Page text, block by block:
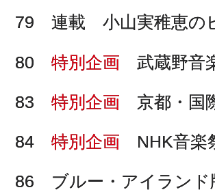
79 連載 小山実稚恵の
80 特別企画 武蔵野音
83 特別企画 京都・国
84 特別企画 NHK音楽
86 ブルー・アイラン